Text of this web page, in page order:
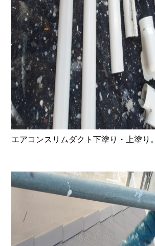
エアコンスリムダクト下塗り・上塗り。